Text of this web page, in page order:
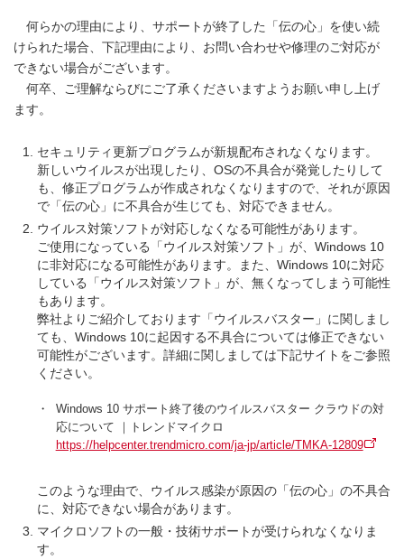
何らかの理由により、サポートが終了した「伝の心」を使い続
けられた場合、下記理由により、お問い合わせや修理のご対応が
できない場合がございます。
何卒、ご理解ならびにご了承くださいますようお願い申し上げ
ます。
セキュリティ更新プログラムが新規配布されなくなります。
新しいウイルスが出現したり、OSの不具合が発覚したりして
も、修正プログラムが作成されなくなりますので、それが原因
で「伝の心」に不具合が生じても、対応できません。
ウイルス対策ソフトが対応しなくなる可能性があります。
ご使用になっている「ウイルス対策ソフト」が、Windows 10
に非対応になる可能性があります。また、Windows 10に対応
している「ウイルス対策ソフト」が、無くなってしまう可能性
もあります。
弊社よりご紹介しております「ウイルスバスター」に関しまし
ても、Windows 10に起因する不具合については修正できない
可能性がございます。詳細に関しましては下記サイトをご参照
ください。
・
Windows 10 サポート終了後のウイルスバスター クラウドの対
応について ｜トレンドマイクロ
https://helpcenter.trendmicro.com/ja-jp/article/TMKA-12809
このような理由で、ウイルス感染が原因の「伝の心」の不具合
に、対応できない場合があります。
マイクロソフトの一般・技術サポートが受けられなくなりま
す。